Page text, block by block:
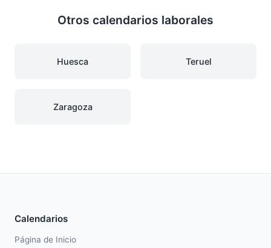
Otros calendarios laborales
Huesca Teruel
Zaragoza
Calendarios
Página de Inicio